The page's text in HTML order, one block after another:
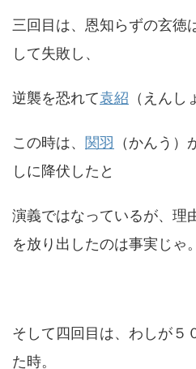
三回目は、恩知らずの玄徳
して失敗し、
逆襲を恐れて袁紹 （えんし
この時は、 関羽
（かんう
しに降伏したと
演義ではなっているが、理
を放り出したのは事実じゃ。
そして四回目は、わしが５
た時。